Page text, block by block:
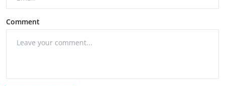
Comment